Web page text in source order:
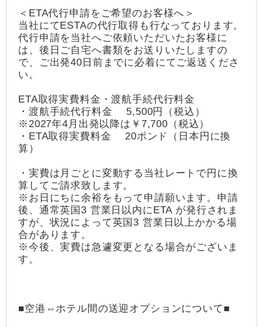
＜ETA代行申請をご希望のお客様へ＞
当社にてESTAの代行取得も行なっております。
代行申請を当社へご依頼いただいたお客様に
は、後日ご自宅へ書類をお送りいたしますの
で、ご出発40日前までに必着にてご返送くださ
い。
ETA取得実費料金・渡航手続代行料金
・渡航手続代行料金 5,500円（税込）
※2027年4月出発以降は￥7,700（税込）
・ETA取得実費料金 20ポンド（日本円に換
算）
・実費は月ごとに変動する当社レートで円に換
算してご請求致します。
※お日にちに余裕をもって申請願います。申請
後、通常英国3 営業日以内にETA が発行されま
すが、状況によって英国3 営業日以上かかる場
合があります。
※今後、実費は急遽変更となる場合がございま
す。
■空港⇔ホテル間の送迎オプションについて■